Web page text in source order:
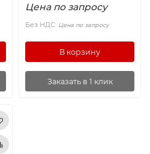
Цена по запросу
Без НДС: Цена по запросу
В корзину
Заказать в 1 клик